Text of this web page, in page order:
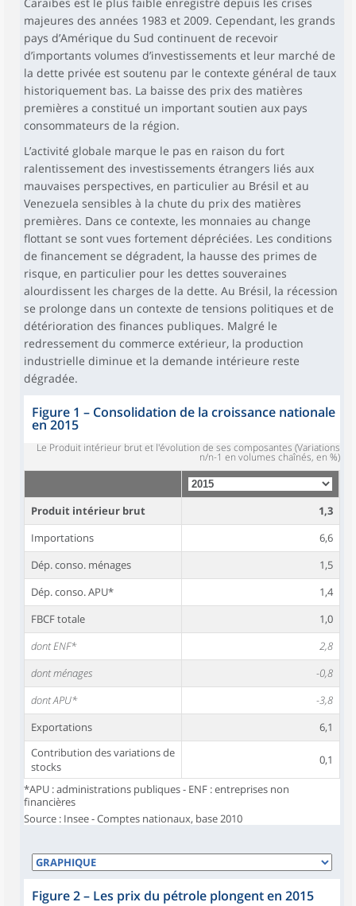
Caraïbes est le plus faible enregistré depuis les crises
majeures des années 1983 et 2009. Cependant, les grands
pays d’Amérique du Sud continuent de recevoir
d’importants volumes d’investissements et leur marché de
la dette privée est soutenu par le contexte général de taux
historiquement bas. La baisse des prix des matières
premières a constitué un important soutien aux pays
consommateurs de la région.
L’activité globale marque le pas en raison du fort
ralentissement des investissements étrangers liés aux
mauvaises perspectives, en particulier au Brésil et au
Venezuela sensibles à la chute du prix des matières
premières. Dans ce contexte, les monnaies au change
flottant se sont vues fortement dépréciées. Les conditions
de financement se dégradent, la hausse des primes de
risque, en particulier pour les dettes souveraines
alourdissent les charges de la dette. Au Brésil, la récession
se prolonge dans un contexte de tensions politiques et de
détérioration des finances publiques. Malgré le
redressement du commerce extérieur, la production
industrielle diminue et la demande intérieure reste
dégradée.
Figure 1 – Consolidation de la croissance nationale
en 2015
Le Produit intérieur brut et l'évolution de ses composantes (Variations
n/n-1 en volumes chaînés, en %)
Produit intérieur brut
1,3
Importations
6,6
Dép. conso. ménages
1,5
Dép. conso. APU*
1,4
FBCF totale
1,0
dont ENF*
2,8
dont ménages
-0,8
dont APU*
-3,8
Exportations
6,1
Contribution des variations de
stocks
0,1
*APU : administrations publiques - ENF : entreprises non
financières
Source : Insee - Comptes nationaux, base 2010
Figure 2– Les prix du pétrole plongent en 2015